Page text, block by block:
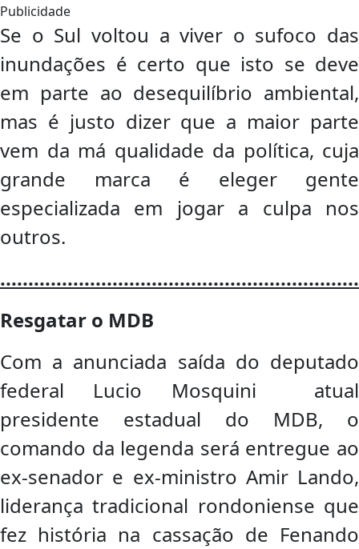
Publicidade
Se o Sul voltou a viver o sufoco das
inundações é certo que isto se deve
em parte ao desequilíbrio ambiental,
mas é justo dizer que a maior parte
vem da má qualidade da política, cuja
grande marca é eleger gente
especializada em jogar a culpa nos
outros.
Resgatar o MDB
Com a anunciada saída do deputado
federal Lucio Mosquini atual
presidente estadual do MDB, o
comando da legenda será entregue ao
ex-senador e ex-ministro Amir Lando,
liderança tradicional rondoniense que
fez história na cassação de Fenando